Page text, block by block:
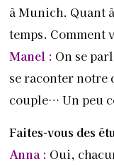
à Munich. Quant
temps. Comment
Manel : On se
se raconter notre
couple… Un peu
Faites-vous des
Anna : Oui,